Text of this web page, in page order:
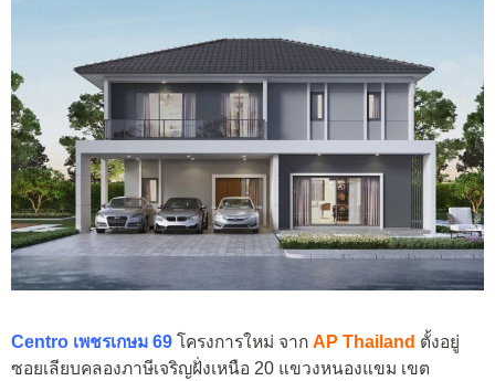
Centro เพชรเกษม 69 โครงการใหม่ จาก AP Thailand ตั้งอยู่
ซอยเลียบคลองภาษีเจริญฝั่งเหนือ 20 แขวงหนองแขม เขต